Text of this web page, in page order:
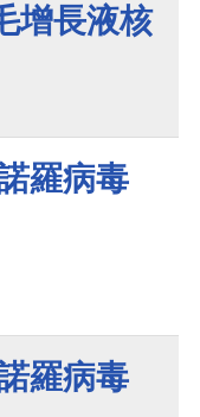
增長液核
羅病毒
羅病毒